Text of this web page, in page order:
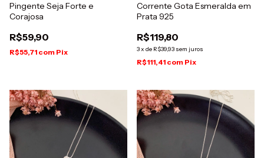
Pingente Seja Forte e
Corajosa
R$59,90
R$55,71 com Pix
Corrente Gota Esmeralda em
Prata 925
R$119,80
3x de R$39,93 sem juros
R$111,41 com Pix